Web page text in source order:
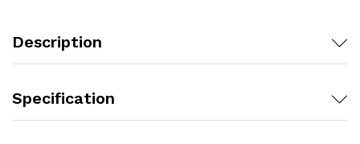
Description
Specification